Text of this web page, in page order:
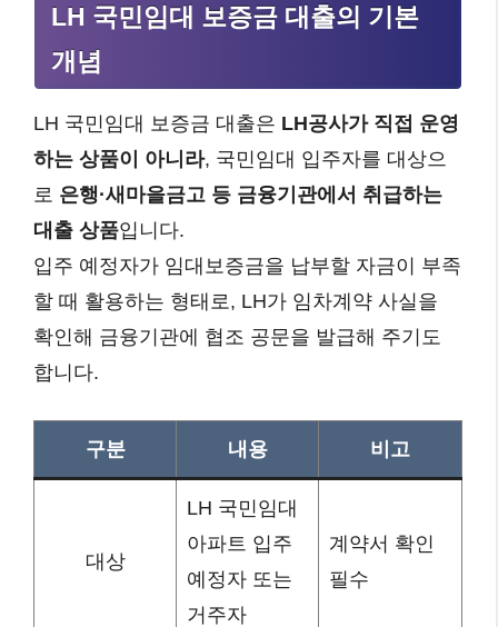
LH 국민임대 보증금 대출의 기본
개념
LH 국민임대 보증금 대출은 LH공사가 직접 운영
하는 상품이 아니라, 국민임대 입주자를 대상으
로 은행·새마을금고 등 금융기관에서 취급하는
대출 상품입니다.
입주 예정자가 임대보증금을 납부할 자금이 부족
할 때 활용하는 형태로, LH가 임차계약 사실을
확인해 금융기관에 협조 공문을 발급해 주기도
합니다.
구분 내용 비고
대상
LH 국민임대
아파트 입주
예정자 또는
거주자
계약서 확인
필수